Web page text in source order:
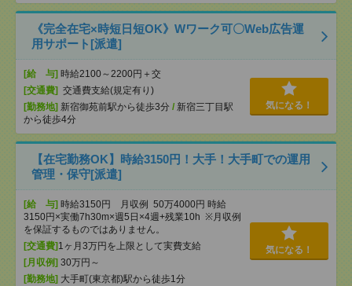
《完全在宅×時短日短OK》Wワーク可〇Web広告運
用サポート[派遣]
[給 与] 時給2100～2200円＋交
[交通費] 交通費支給(規定有り)
[勤務地] 新宿御苑前駅から徒歩3分 / 新宿三丁目駅
から徒歩4分
気になる！
【在宅勤務OK】時給3150円！大手！大手町での運用
管理・保守[派遣]
[給 与] 時給3150円 月収例 50万4000円 時給
3150円×実働7h30m×週5日×4週+残業10h ※月収例
を保証するものではありません。
[交通費]1ヶ月3万円を上限として実費支給
[月収例] 30万円～
[勤務地] 大手町(東京都)駅から徒歩1分
気になる！